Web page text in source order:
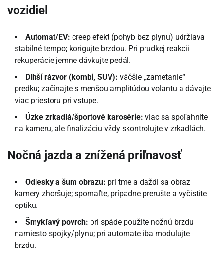
vozidiel
Automat/EV: creep efekt (pohyb bez plynu) udržiava
stabilné tempo; korigujte brzdou. Pri prudkej reakcii
rekuperácie jemne dávkujte pedál.
Dlhší rázvor (kombi, SUV): väčšie „zametanie“
predku; začínajte s menšou amplitúdou volantu a dávajte
viac priestoru pri vstupe.
Úzke zrkadlá/športové karosérie: viac sa spoľahnite
na kameru, ale finalizáciu vždy skontrolujte v zrkadlách.
Nočná jazda a znížená priľnavosť
Odlesky a šum obrazu: pri tme a daždi sa obraz
kamery zhoršuje; spomaľte, prípadne prerušte a vyčistite
optiku.
Šmykľavý povrch: pri spáde použite nožnú brzdu
namiesto spojky/plynu; pri automate iba modulujte
brzdu.